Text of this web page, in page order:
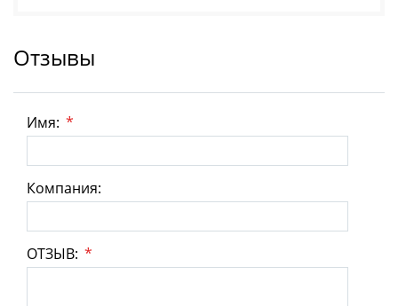
Отзывы
Имя: *
Компания:
ОТЗЫВ: *